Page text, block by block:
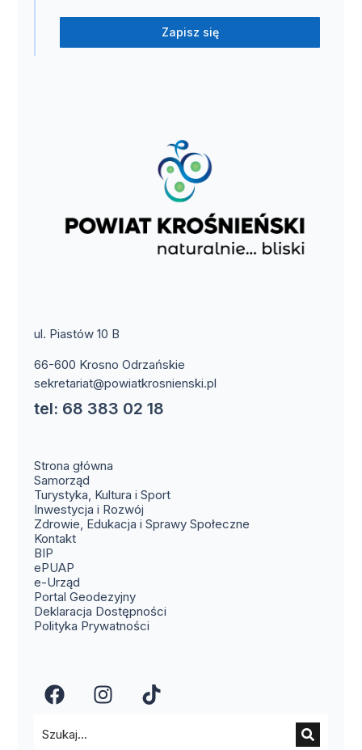
Zapisz się
ul. Piastów 10 B
66-600 Krosno Odrzańskie
sekretariat@powiatkrosnienski.pl
tel: 68 383 02 18
Strona główna
Samorząd
Turystyka, Kultura i Sport
Inwestycja i Rozwój
Zdrowie, Edukacja i Sprawy Społeczne
Kontakt(otwiera się w nowym oknie)
BIP
ePUAP
e-Urząd
Portal Geodezyjny(otwiera się w nowym oknie)
Deklaracja Dostępności
Polityka Prywatności
(otwiera się w nowym oknie)
(otwiera się w nowym
(otwiera się w